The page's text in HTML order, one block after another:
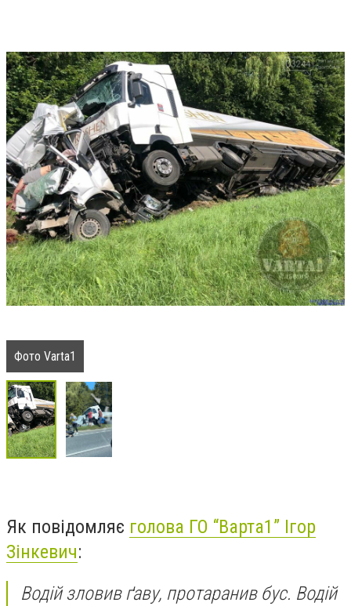
Фото Varta1
Як повідомляє голова ГО “Варта1” Ігор
Зінкевич:
Водій зловив ґаву, протаранив бус. Водій